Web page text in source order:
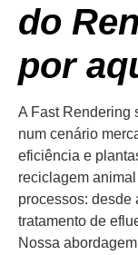
do
por
A Fast Rendering
num cenário
eficiência e
reciclagem
processos: desde
tratamento de
Nossa